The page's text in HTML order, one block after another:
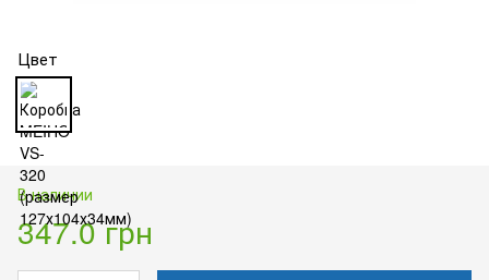
Цвет
В наличии
347.0 грн